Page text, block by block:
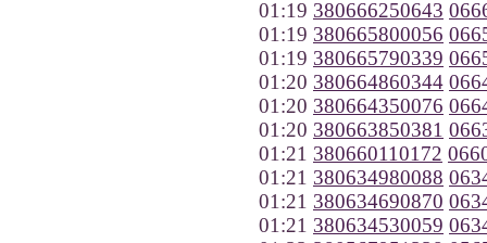
01:19 380666250643
01:19 380665800056
01:19 380665790339
01:20 380664860344
01:20 380664350076
01:20 380663850381
01:21 380660110172
01:21 380634980088
01:21 380634690870
01:21 380634530059